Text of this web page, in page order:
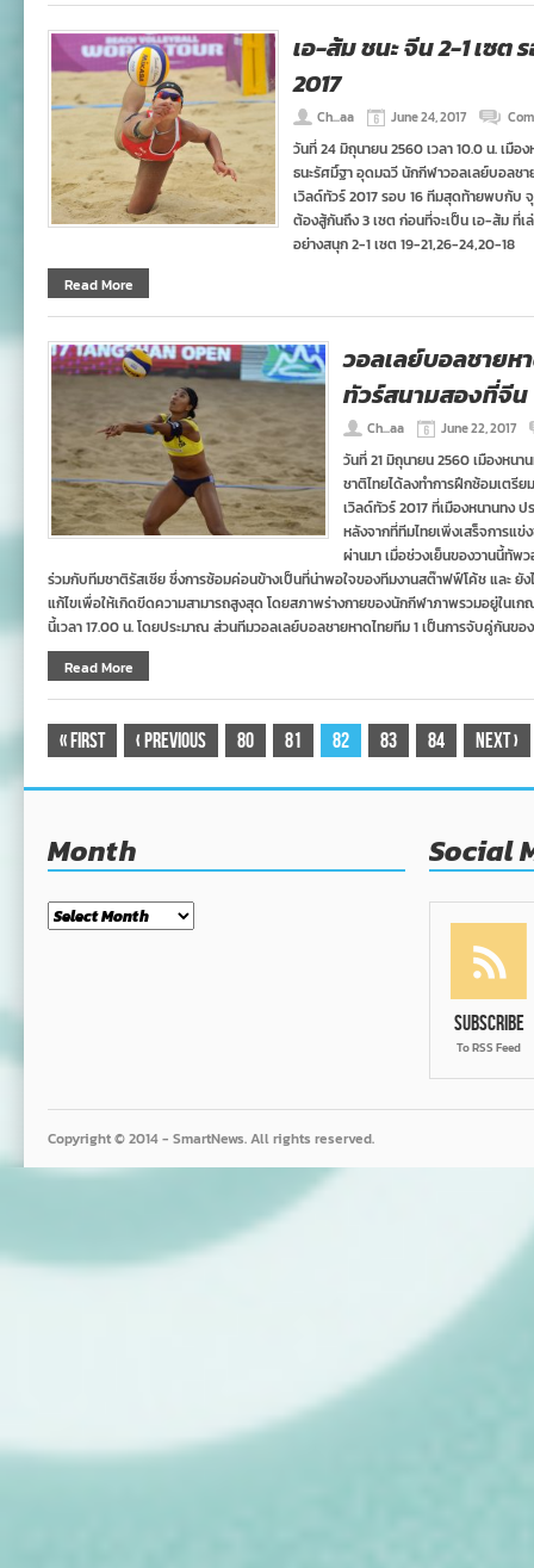
เอ-ส้ม ชนะ จีน 2-1 เซต
2017
Ch...aa June 24, 2017
วันที่ 24 มิถุนายน 2560 เวลา 10.0 น. เมื
ธนะรัศมิ์ฐา อุดมฉวี นักกีฬาวอลเลย์บอลช
เวิลด์ทัวร์ 2017 รอบ 16 ทีมสุดท้ายพบกับ
ต้องสู้กันถึง 3 เซต ก่อนที่จะเป็น เอ-ส้ม ที่เ
อย่างสนุก 2-1 เซต 19-21,26-24,20-18
Read More
วอลเลย์บอลชายห
ทัวร์สนามสองที่จีน
Ch...aa June 22, 2017
วันที่ 21 มิถุนายน 2560 เมืองหน
ชาติไทยได้ลงทำการฝึกซ้อมเตรี
เวิลด์ทัวร์ 2017 ที่เมืองหนานทง
หลังจากที่ทีมไทยเพิ่งเสร็จการแ
ผ่านมา เมื่อช่วงเย็นของวานนี้ทัพ
ร่วมกับทีมชาติรัสเซีย ซึ่งการซ้อมค่อนข้างเป็นที่น่าพอใจของทีมงานสต๊าฟฟ์โค้ช และ ยั
แก้ไขเพื่อให้เกิดขีดความสามารถสูงสุด โดยสภาพร่างกายของนักกีฬาภาพรวมอยู่ในเ
นี้เวลา 17.00 น. โดยประมาณ ส่วนทีมวอลเลย์บอลชายหาดไทยทีม 1 เป็นการจับคู่กันข
Read More
« First ‹ Previous 80 81 82 83 84 Next›
Month
Month
Social
Subscribe
To RSS Feed
Copyright © 2014 - SmartNews. All rights reserved.